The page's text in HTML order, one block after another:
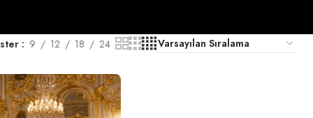
9 12 18 24